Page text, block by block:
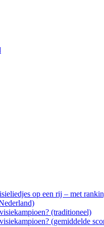
op een rij – met
(traditioneel)
(gemiddelde